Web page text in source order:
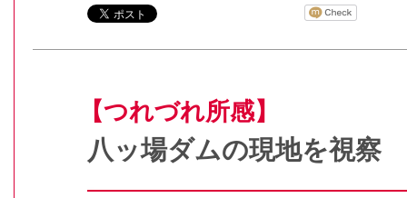
【つれづれ所感】
八ッ場ダムの現地を視察